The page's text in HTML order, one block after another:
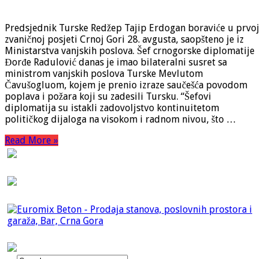
Predsjednik Turske Redžep Tajip Erdogan boraviće u prvoj
zvaničnoj posjeti Crnoj Gori 28. avgusta, saopšteno je iz
Ministarstva vanjskih poslova. Šef crnogorske diplomatije
Đorđe Radulović danas je imao bilateralni susret sa
ministrom vanjskih poslova Turske Mevlutom
Čavušogluom, kojem je prenio izraze saučešća povodom
poplava i požara koji su zadesili Tursku. “Šefovi
diplomatija su istakli zadovoljstvo kontinuitetom
političkog dijaloga na visokom i radnom nivou, što …
Read More »